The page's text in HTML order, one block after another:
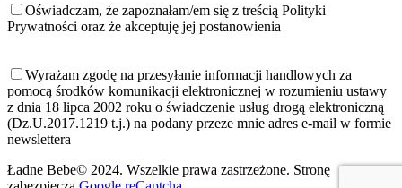
Oświadczam, że zapoznałam/em się z treścią Polityki
Prywatności oraz że akceptuję jej postanowienia
Wyrażam zgodę na przesyłanie informacji handlowych za
pomocą środków komunikacji elektronicznej w rozumieniu ustawy
z dnia 18 lipca 2002 roku o świadczenie usług drogą elektroniczną
(Dz.U.2017.1219 t.j.) na podany przeze mnie adres e-mail w formie
newslettera
Ładne Bebe© 2024. Wszelkie prawa zastrzeżone. Stronę